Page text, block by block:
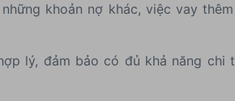
khoản nợ khác, việc vay
lý, đảm bảo có đủ khả năng chi